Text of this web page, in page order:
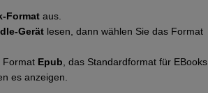
Format aus.
Gerät lesen, dann wählen Sie das Format
Format Epub , das Standardformat für EBooks.
es anzeigen.